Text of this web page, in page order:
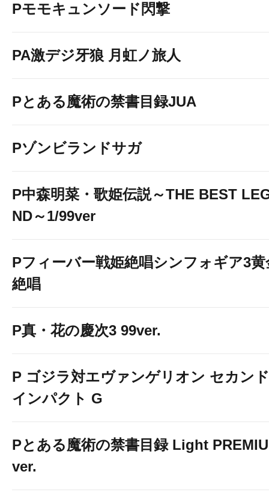
Pモモキュンソード閃撃
PA激デジ牙狼 月虹ノ旅人
Pとある魔術の禁書目録JUA
Pゾンビランドサガ
P中森明菜・歌姫伝説～THE BEST
ND～1/99ver
Pフィーバー戦姫絶唱シンフォギア3黄
絶唱
P真・花の慶次3 99ver.
P ゴジラ対エヴァンゲリオン セカンド
インパクト G
Pとある魔術の禁書目録 Light
ver.